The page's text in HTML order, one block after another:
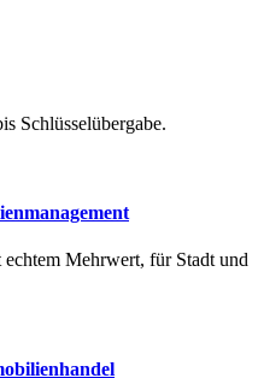
Schlüsselübergabe.
Mehrwert, für Stadt und